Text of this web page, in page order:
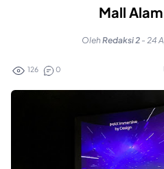
Mall
OlehRedaksi 2 - 24
126 0